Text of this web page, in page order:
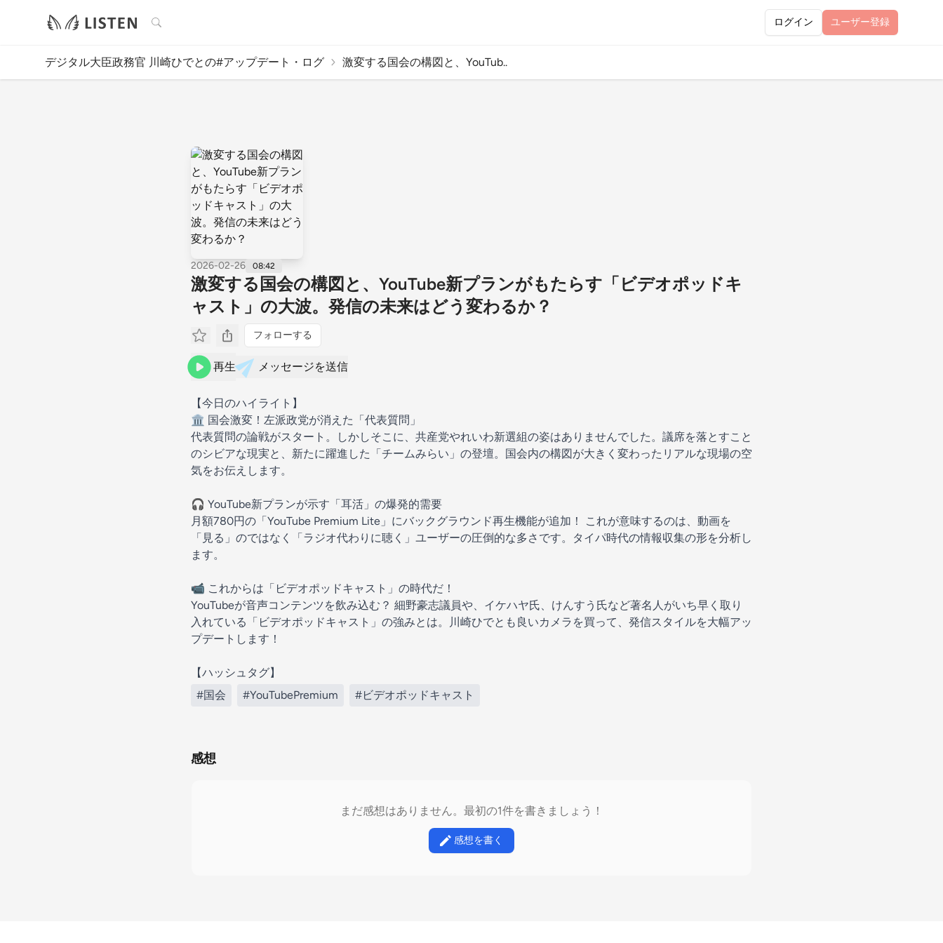
検索 ログイン ユーザー登録
デジタル大臣政務官 川崎ひでとの#アップデート・ログ 激変する国会の構図と、YouTub..
2026-02-26 08:42
激変する国会の構図と、YouTube新プランがもたらす「ビデオポッドキ
ャスト」の大波。発信の未来はどう変わるか？
フォローする
再生 メッセージを送信
【今日のハイライト】
🏛️ 国会激変！左派政党が消えた「代表質問」
代表質問の論戦がスタート。しかしそこに、共産党やれいわ新選組の姿はありませんでした。議席を落とすこと
のシビアな現実と、新たに躍進した「チームみらい」の登壇。国会内の構図が大きく変わったリアルな現場の空
気をお伝えします。
🎧 YouTube新プランが示す「耳活」の爆発的需要
月額780円の「YouTube Premium Lite」にバックグラウンド再生機能が追加！ これが意味するのは、動画を
「見る」のではなく「ラジオ代わりに聴く」ユーザーの圧倒的な多さです。タイパ時代の情報収集の形を分析し
ます。
📹 これからは「ビデオポッドキャスト」の時代だ！
YouTubeが音声コンテンツを飲み込む？ 細野豪志議員や、イケハヤ氏、けんすう氏など著名人がいち早く取り
入れている「ビデオポッドキャスト」の強みとは。川崎ひでとも良いカメラを買って、発信スタイルを大幅アッ
プデートします！
【ハッシュタグ】
#国会
#YouTubePremium #ビデオポッドキャスト
感想
まだ感想はありません。最初の1件を書きましょう！
感想を書く